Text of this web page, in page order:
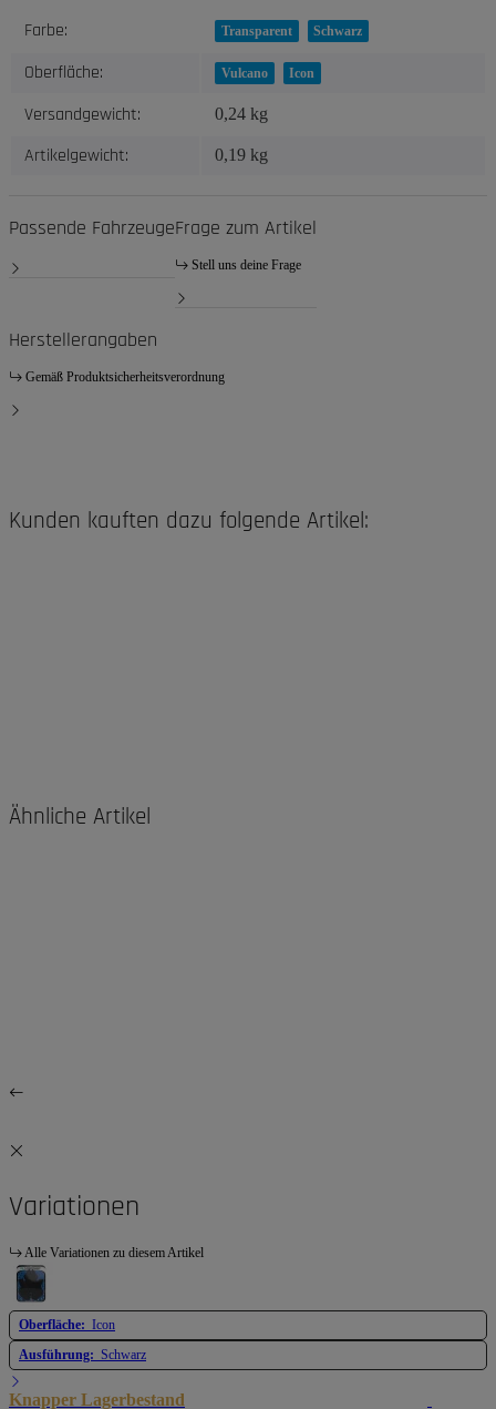
Produkteigenschaft
Wert
Farbe: Transparent Schwarz
Oberfläche: Vulcano Icon
Versandgewicht: 0,24 kg
Artikelgewicht: 0,19 kg
Passende FahrzeugeFrage zum Artikel
Stell uns deine Frage
Herstellerangaben
Gemäß Produktsicherheitsverordnung
Kunden kauften dazu folgende Artikel:
Ähnliche Artikel
Variationen
Alle Variationen zu diesem Artikel
Oberfläche: Icon
Ausführung: Schwarz
Knapper Lagerbestand